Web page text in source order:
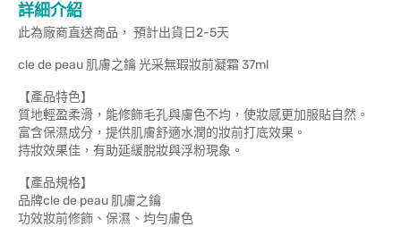
詳細介紹
此為廠商直送商品， 預計出貨日2-5天
cle de peau 肌膚之鑰 光采無瑕妝前凝霜 37ml
【產品特色】
質地輕盈柔滑，能修飾毛孔與膚色不均，使妝感更加服貼自然。
富含保濕成分，提供肌膚舒適水潤的妝前打底效果。
持妝效果佳，有助延緩脫妝與浮粉現象。
【產品規格】
品牌cle de peau 肌膚之鑰
功效妝前修飾、保濕、均勻膚色